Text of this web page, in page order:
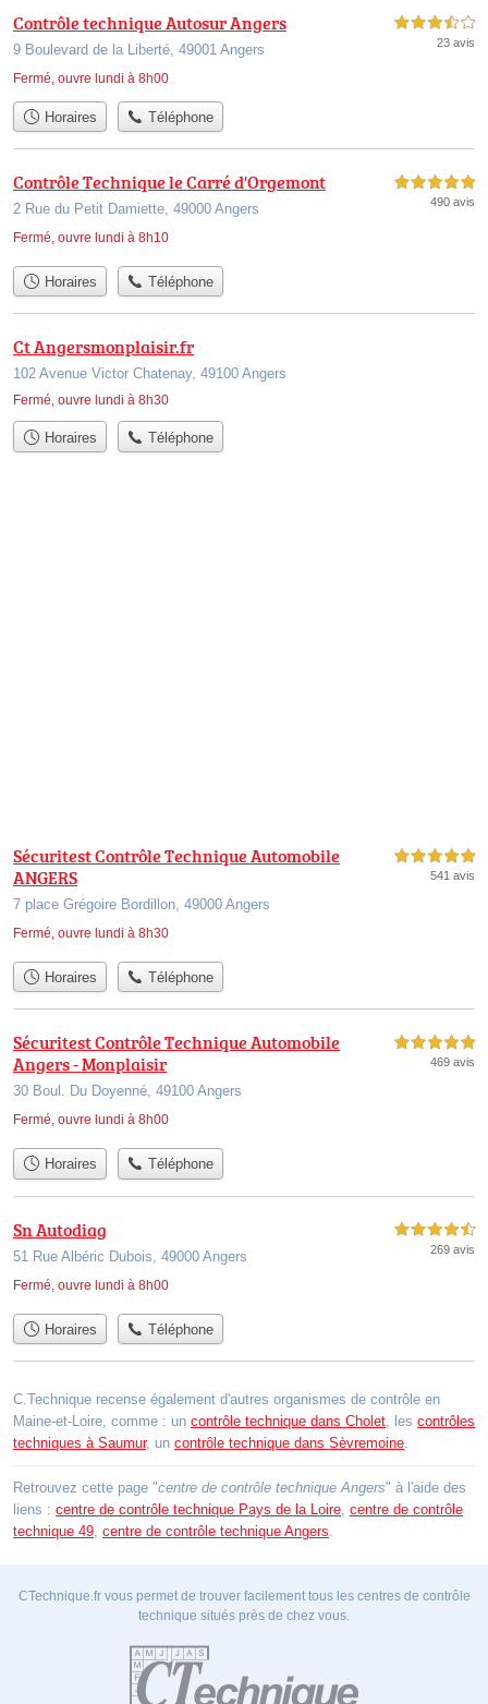
Contrôle technique Autosur Angers
9 Boulevard de la Liberté, 49001 Angers
Fermé, ouvre lundi à 8h00
3,5 étoiles sur 5
23 avis
Horaires Téléphone
Contrôle Technique le Carré d'Orgemont
2 Rue du Petit Damiette, 49000 Angers
Fermé, ouvre lundi à 8h10
5,0 étoiles sur 5
490 avis
Horaires Téléphone
Ct Angersmonplaisir.fr
102 Avenue Victor Chatenay, 49100 Angers
Fermé, ouvre lundi à 8h30
Horaires Téléphone
Sécuritest Contrôle Technique Automobile
ANGERS
7 place Grégoire Bordillon, 49000 Angers
Fermé, ouvre lundi à 8h30
5,0 étoiles sur 5
541 avis
Horaires Téléphone
Sécuritest Contrôle Technique Automobile
Angers - Monplaisir
30 Boul. Du Doyenné, 49100 Angers
Fermé, ouvre lundi à 8h00
5,0 étoiles sur 5
469 avis
Horaires Téléphone
Sn Autodiag
51 Rue Albéric Dubois, 49000 Angers
Fermé, ouvre lundi à 8h00
4,5 étoiles sur 5
269 avis
Horaires Téléphone
C.Technique recense également d'autres organismes de contrôle en
Maine-et-Loire, comme : un contrôle technique dans Cholet , les contrôles
techniques à Saumur, un contrôle technique dans Sèvremoine
Retrouvez cette page "centre de contrôle technique Angers" à l'aide des
liens : centre de contrôle technique Pays de la Loire centre de contrôle
technique 49 centre de contrôle technique Angers
CTechnique.fr vous permet de trouver facilement tous les centres de contrôle
technique situés près de chez vous.